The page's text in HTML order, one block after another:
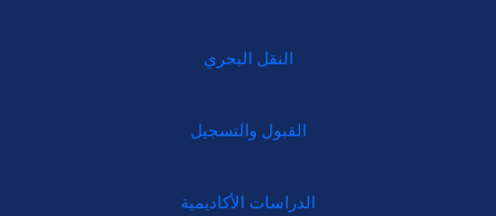
النقل البحري
القبول والتسجيل
الدراسات الأكاديمية